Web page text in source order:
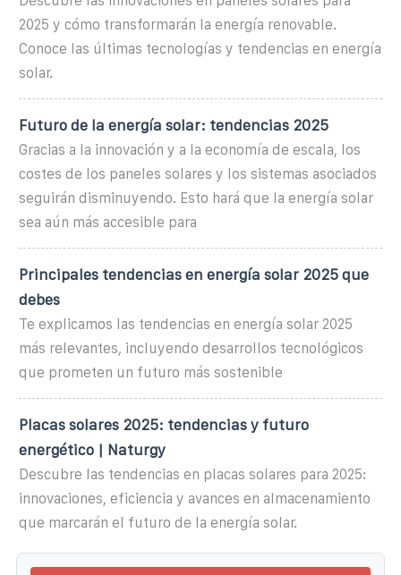
2025 y cómo transformarán la energía renovable.
Conoce las últimas tecnologías y tendencias en energía
solar.
Futuro de la energía solar: tendencias 2025
Gracias a la innovación y a la economía de escala, los
costes de los paneles solares y los sistemas asociados
seguirán disminuyendo. Esto hará que la energía solar
sea aún más accesible para
Principales tendencias en energía solar 2025 que
debes
Te explicamos las tendencias en energía solar 2025
más relevantes, incluyendo desarrollos tecnológicos
que prometen un futuro más sostenible
Placas solares 2025: tendencias y futuro
energético | Naturgy
Descubre las tendencias en placas solares para 2025:
innovaciones, eficiencia y avances en almacenamiento
que marcarán el futuro de la energía solar.